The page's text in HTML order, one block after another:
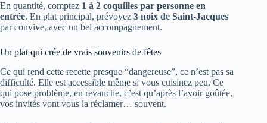
En quantité, comptez 1 à 2 coquilles par personne en
entrée. En plat principal, prévoyez 3 noix de Saint-Jacques
par convive, avec un bel accompagnement.
Un plat qui crée de vrais souvenirs de fêtes
Ce qui rend cette recette presque “dangereuse”, ce n’est pas sa
difficulté. Elle est accessible même si vous cuisinez peu. Ce
qui pose problème, en revanche, c’est qu’après l’avoir goûtée,
vos invités vont vous la réclamer… souvent.